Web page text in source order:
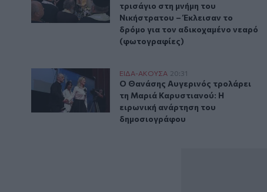
τρισάγιο στη μνήμη του
Νικήστρατου – Έκλεισαν το
δρόμο για τον αδικοχαμένο νεαρό
(φωτογραφίες)
Ο Θανάσης Αυγερινός τρολάρει τη Μαριά
ΕΙΔΑ-ΑΚΟΥΣΑ 20:31
Ο Θανάσης Αυγερινός τρολάρει
Ο Θανάσης Αυγερινός τρολάρει
τη Μαριά Καρυστιανού: Η
ειρωνική ανάρτηση του
δημοσιογράφου